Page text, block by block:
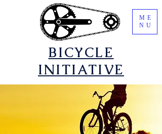
​BICYCLE
INITIATIVE
ME
NU